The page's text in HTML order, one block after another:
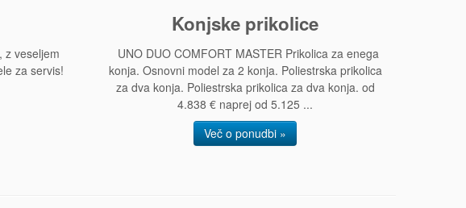
z veseljem
za servis!
Konjske prikolice
UNO DUO COMFORT MASTER Prikolica za enega
konja. Osnovni model za 2 konja. Poliestrska prikolica
za dva konja. Poliestrska prikolica za dva konja. od
4.838 € naprej od 5.125 ...
Več o ponudbi »